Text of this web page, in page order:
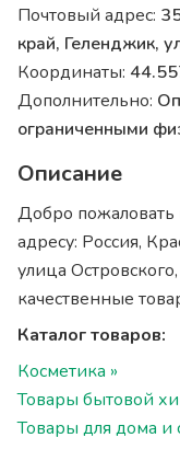
Почтовый адрес:
край, Геленджик,
Координаты:
Дополнительно:
ограниченными
Описание
Добро пожаловать
адресу: Россия,
улица
качественные
Каталог товаров:
Косметика »
Товары бытовой
Товары для дома и